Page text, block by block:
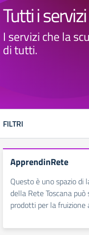
Tutti i servizi
I servizi che la
di tutti.
FILTRI
ApprendinRete
Questo è uno spazio di
della Rete Toscana
prodotti per la fruizione